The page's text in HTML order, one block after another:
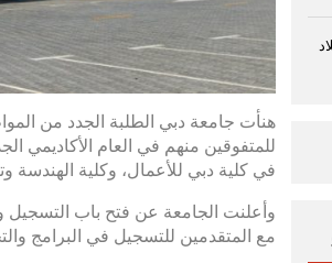
هنأت جامعة دبي الطلبة الجدد من
في كلية دبي للأعمال، وكلية الهندسة
مع المتقدمين للتسجيل في البرامج
75 لميلاد